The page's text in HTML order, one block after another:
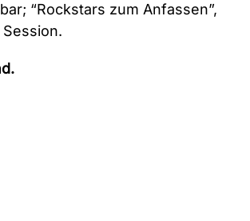
“Rockstars zum Anfassen”,